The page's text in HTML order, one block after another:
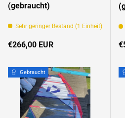
(gebraucht)
Sehr geringer Bestand (1 Einheit)
Normaler Preis
€266,00 EUR
Gebraucht